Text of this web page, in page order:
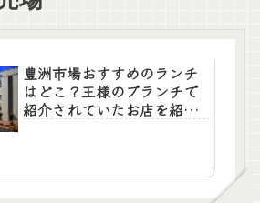
豊洲市場おすすめのランチ
はどこ？王様のブランチで
紹介されていたお店を紹